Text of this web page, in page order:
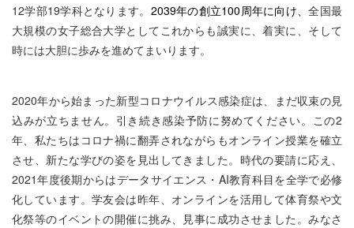
12学部19学科となります。 2039年の創立100周年に向け、全国最
大規模の女子総合大学としてこれからも誠実に、着実に、そして
時には大胆に歩みを進めてまいります。
2020年から始まった新型コロナウイルス感染症は、まだ収束の見
込みが立ちません。引き続き感染予防に努めてください。この2
年、私たちはコロナ禍に翻弄されながらもオンライン授業を確立
させ、新たな学びの姿を見出してきました。時代の要請に応え、
2021年度後期からはデータサイエンス・AI教育科目を全学で必修
化しています。学友会は昨年、オンラインを活用して体育祭や文
化祭等のイベントの開催に挑み、見事に成功させました。みなさ